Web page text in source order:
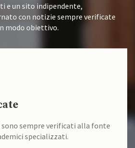
e un sito indipendente,
con notizie sempre verificate
modo obiettivo.
sempre verificati alla fonte
specializzati.